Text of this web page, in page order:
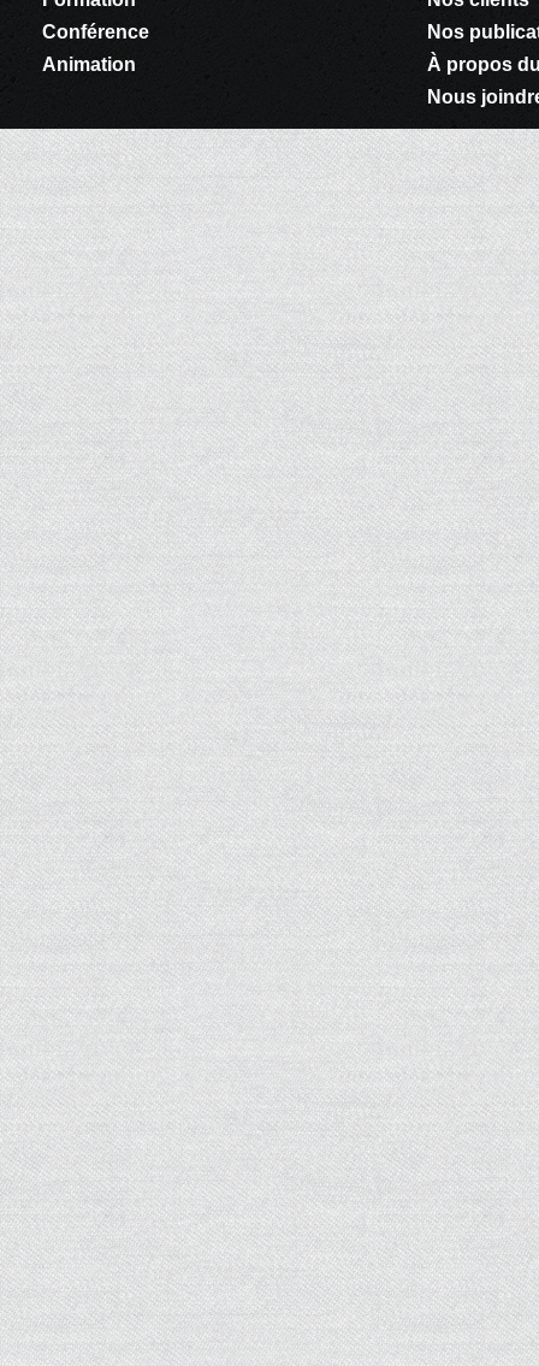
Conférence
Animation
Nos
À propos
Nous